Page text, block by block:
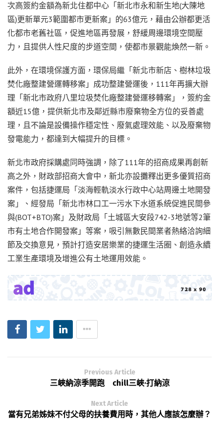
次高簽約金額為新北住都中心「新北市永和新生地(大陳地
區)更新單元3範圍都市更新案」的63億元，藉由公辦都更活
化都市老舊社區，促進地區再發展，舒緩周邊環境空間壓
力，且提供人性尺度的步道空間，使都市景觀能煥然一新。
此外，在環境保護方面，環保局繼「新北市新店、樹林垃圾
焚化廠整建營運轉移案」成功整建營運後，111年再擴大辦
理「新北市政府八里垃圾焚化廠整建營運移轉案」，簽約金
額近15億，提供新北市及鄰近縣市廢棄物全方位的妥善處
理，且不論是設備操作穩定性、廢氣處理效能、以及廢棄物
發電能力，都達到大幅提升的目標。
新北市政府採購處同時強調，除了111年的招商成果再創新
高之外，財政部招商大會中，新北亦設攤釋出更多優質招商
案件，包括捷運局「淡海輕軌淡水行政中心站周邊土地開發
案」、經發局「新北市林口工一污水下水道系統促進民間參
與(BOT+BTO)案」及財政局「土城區大安段742-3地號等2筆
市有土地合作開發案」等案，吸引無數民間業者熱絡洽詢細
節及交換意見，預計打造安居樂業的捷運生活圈、創造永續
工業生產環境及增進公有土地運用效能。
Previous Article
三峽納涼季開跑 chill三峽·打納涼
Next Article
當有兄弟姊妹不付父母的扶養費用時，其他人應該怎麼辦？